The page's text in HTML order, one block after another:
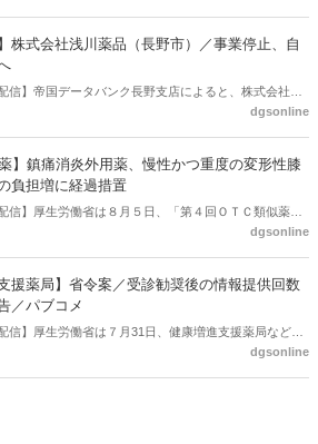
株式会社浅川薬品（長野市）／事業停止、自
信】帝国データバンク長野支店によると、株式会社浅
）は7月31日に事業を停止し、自己破産申請の準備に
dgsonline
薬】鎮痛消炎外用薬、慢性かつ重度の変形性膝
負担増に経過措置
信】厚生労働省は８月５日、「第４回ＯＴＣ類似薬の
しの実施に向けた技術的検討会」を開催。「中間とり
令和８年秋頃を目途に結論を得る予定。
dgsonline
援薬局】省令案／受診勧奨後の情報提供回数
／パブコメ
信】厚生労働省は７月31日、健康増進支援薬局などに
示し、パブコメを開始した。受診勧奨を行った後に、
dgsonline